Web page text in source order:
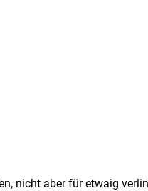
nicht aber für etwaig